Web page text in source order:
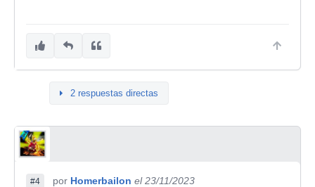
2 respuestas directas
#4 por Homerbailon el 23/11/2023